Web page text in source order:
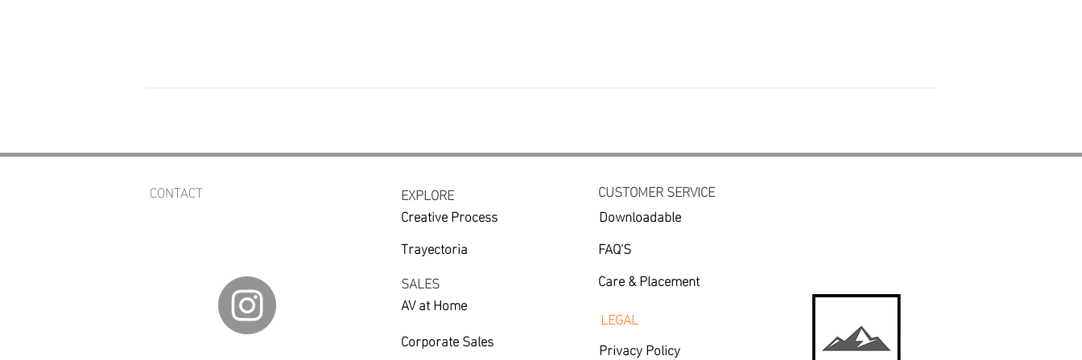
CONTACT
EXPLORE
Creative Process
Trayectoria
SALES
AV at Home
Corporate Sales
CUSTOMER SERVICE
Downloadable
FAQ'S
Care & Placement
LEGAL
Privacy Policy